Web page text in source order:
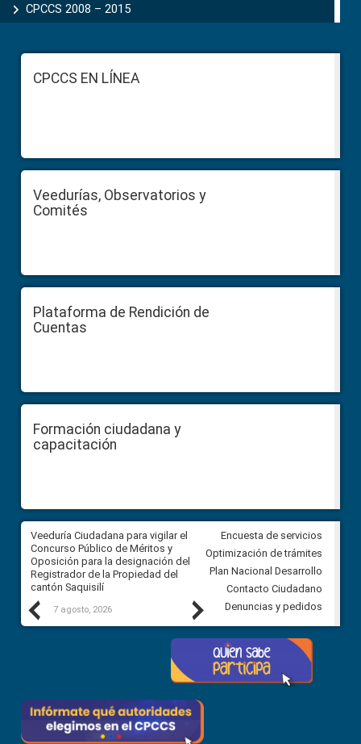
CPCCS 2008 – 2015
FooterCPCCS EN LÍNEA
Veedurías, Observatorios y
Comités
Plataforma de Rendición de
Cuentas
Formación ciudadana y
capacitación
Previous
Veeduría Ciudadana para vigilar el
Concurso Público de Méritos y
Oposición para la designación del
Registrador de la Propiedad del
cantón Saquisilí
7 agosto, 2026
Veeduría Ciudadana para
construcción del asfaltado de
Ballenita del cantón Santa
7 agosto, 2026
Next
Encuesta de servicios
Optimización de trámites
Plan Nacional Desarrollo
Contacto Ciudadano
Denuncias y pedidos